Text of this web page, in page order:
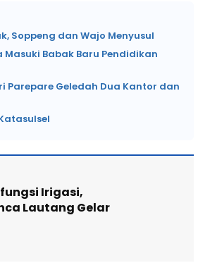
Soppeng dan Wajo Menyusul
Babak Baru Pendidikan
Parepare Geledah Dua Kantor dan
Irigasi,
Lautang Gelar